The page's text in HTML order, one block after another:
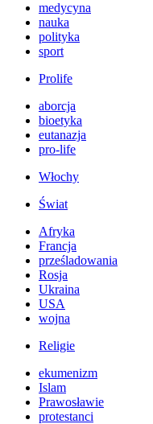
medycyna
nauka
polityka
sport
Prolife
aborcja
bioetyka
eutanazja
pro-life
Włochy
Świat
Afryka
Francja
prześladowania
Rosja
Ukraina
USA
wojna
Religie
ekumenizm
Islam
Prawosławie
protestanci